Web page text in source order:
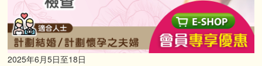
2025年6月5日至18日